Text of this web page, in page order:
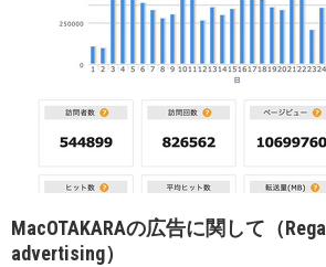
MacOTAKARAの広告に関して（
advertising）